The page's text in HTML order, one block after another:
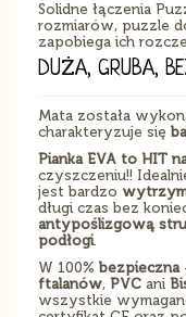
Solidne łączenia
rozmiarów, puzzle
zapobiega ich
DUŻA, GRUBA,
Mata została
charakteryzuje się
Pianka EVA to HIT
czyszczeniu!!
jest bardzo
długi czas bez
antypoślizgową
podłogi.
W 100% bezpieczna
ftalanów, PVC ani
wszystkie